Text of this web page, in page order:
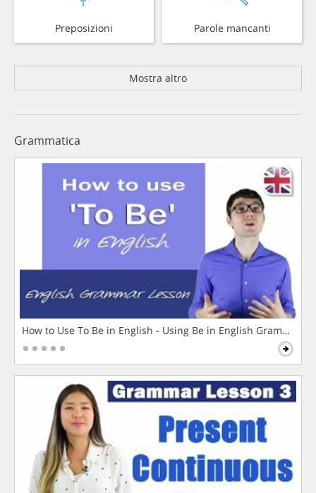
Preposizioni Parole mancanti
Mostra altro
Grammatica
How to Use To Be in English - Using Be in English Grammar